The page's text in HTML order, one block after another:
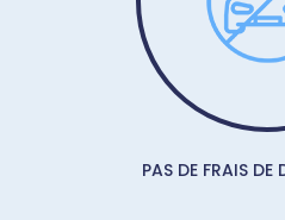
PAS DE FRAIS DE